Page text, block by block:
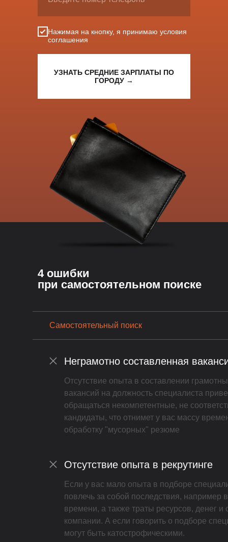
Нажимая на кнопку, я принимаю условия
соглашения
УЗНАТЬ СРЕДНИЕ ЗАРПЛАТЫ ПО
ГОРОДУ →
4 ошибки
при самостоятельном поиске
Самостоятельный поиск
Неграмотно составленная
Отсутствие опыта в составлении
вакансий на должность специалиста
обращаться некомпетентные, не
кандидаты, что отнимет у вас массу
обработку "мусорных" резюме
Отсутствие опыта в рекрутинге
Если у вас мало опыта в подборе
повлечь за собой последствия, например
времени, а также траты ресурсов, денег и
компании. А если говорить о подборе
могут быть катострофическими.